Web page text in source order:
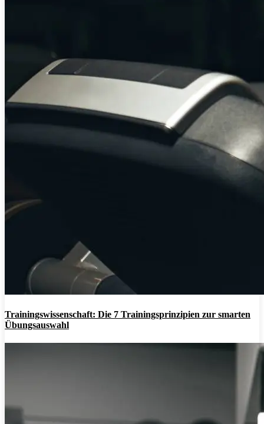
Trainingswissenschaft: Die 7 Trainingsprinzipien zur smarten
Übungsauswahl